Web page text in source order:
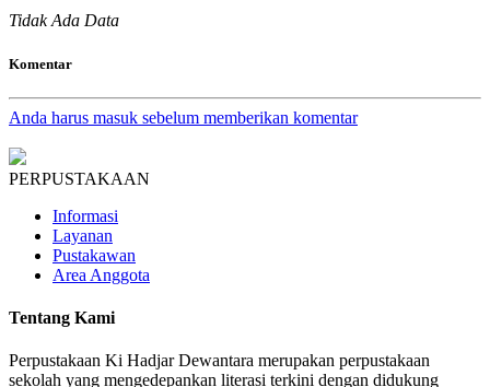
Tidak Ada Data
Komentar
Anda harus masuk sebelum memberikan komentar
PERPUSTAKAAN
Informasi
Layanan
Pustakawan
Area Anggota
Tentang Kami
Perpustakaan Ki Hadjar Dewantara merupakan perpustakaan
sekolah yang mengedepankan literasi terkini dengan didukung